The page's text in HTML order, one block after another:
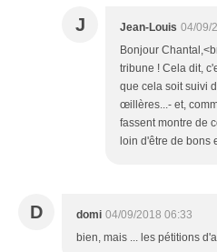
J Jean-Louis 04/09/
Bonjour
tribune ! Cela dit,
que cela soit suivi
œillères...- et,
fassent montre de
loin d'être de bons
D domi 04/09/2018 06:33
bien, mais ... les pétitions